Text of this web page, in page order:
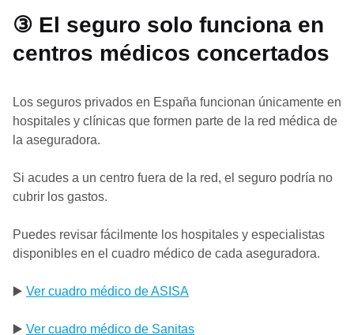
③ El seguro solo funciona en
centros médicos concertados
Los seguros privados en España funcionan únicamente en
hospitales y clínicas que formen parte de la red médica de
la aseguradora.
Si acudes a un centro fuera de la red, el seguro podría no
cubrir los gastos.
Puedes revisar fácilmente los hospitales y especialistas
disponibles en el cuadro médico de cada aseguradora.
▶️ Ver cuadro médico de ASISA
▶️ Ver cuadro médico de Sanitas